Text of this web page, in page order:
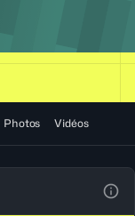
Photos Vidéos